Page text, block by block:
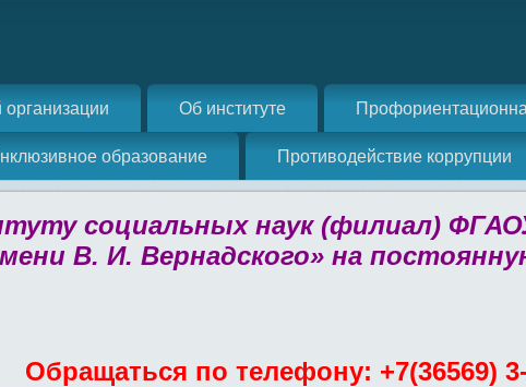
Об институте
образование Противодействие коррупции
социальных наук (филиал)
В. И. Вернадского» на
Обращаться по телефону: +7(36569)